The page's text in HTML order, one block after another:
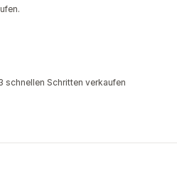
Schritten verkaufen